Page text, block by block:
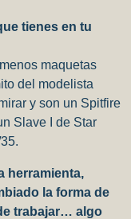
tienes en tu
maquetas
del modelista
y son un Spitfire
Slave I de Star
herramienta,
la forma de
trabajar… algo